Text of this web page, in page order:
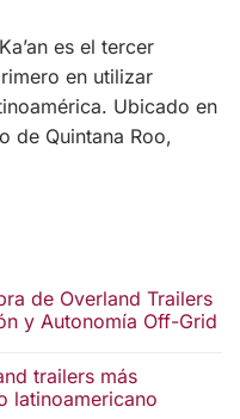
es el tercer
en utilizar
Ubicado en
de Quintana Roo,
de Overland Trailers
y Autonomía Off-Grid
trailers más
latinoamericano